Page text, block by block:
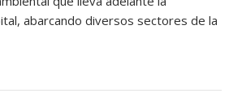
abarcando diversos sectores de la